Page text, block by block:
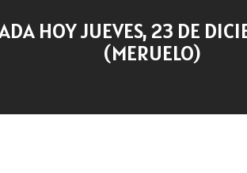
HOY JUEVES, 23 DE
(MERUELO)